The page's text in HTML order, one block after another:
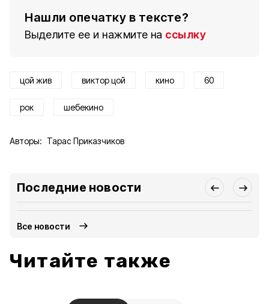
Нашли опечатку в тексте?
Выделите ее и нажмите на ссылку
цой жив виктор цой кино 60
рок шебекино
Авторы: Тарас Приказчиков
Последние новости
Все новости
Читайте также